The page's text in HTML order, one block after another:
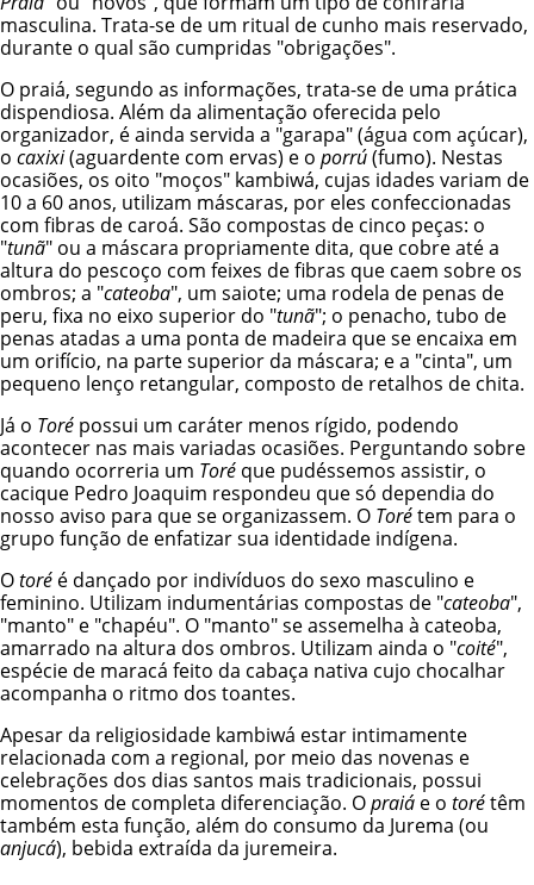
masculina. Trata-se de um ritual de cunho mais reservado,
durante o qual são cumpridas "obrigações".
O praiá, segundo as informações, trata-se de uma prática
dispendiosa. Além da alimentação oferecida pelo
organizador, é ainda servida a "garapa" (água com açúcar),
o caxixi(aguardente com ervas) e o porrú(fumo). Nestas
ocasiões, os oito "moços" kambiwá, cujas idades variam de
10 a 60 anos, utilizam máscaras, por eles confeccionadas
com fibras de caroá. São compostas de cinco peças: o
"tunã" ou a máscara propriamente dita, que cobre até a
altura do pescoço com feixes de fibras que caem sobre os
ombros; a "cateoba", um saiote; uma rodela de penas de
peru, fixa no eixo superior do "tunã"; o penacho, tubo de
penas atadas a uma ponta de madeira que se encaixa em
um orifício, na parte superior da máscara; e a "cinta", um
pequeno lenço retangular, composto de retalhos de chita.
Já o Toré possui um caráter menos rígido, podendo
acontecer nas mais variadas ocasiões. Perguntando sobre
quando ocorreria um Toré que pudéssemos assistir, o
cacique Pedro Joaquim respondeu que só dependia do
nosso aviso para que se organizassem. O Torétem para o
grupo função de enfatizar sua identidade indígena.
Otoré é dançado por indivíduos do sexo masculino e
feminino. Utilizam indumentárias compostas de "cateoba",
"manto" e "chapéu". O "manto" se assemelha à cateoba,
amarrado na altura dos ombros. Utilizam ainda o "coité",
espécie de maracá feito da cabaça nativa cujo chocalhar
acompanha o ritmo dos toantes.
Apesar da religiosidade kambiwá estar intimamente
relacionada com a regional, por meio das novenas e
celebrações dos dias santos mais tradicionais, possui
momentos de completa diferenciação. Opraiá e o torétêm
também esta função, além do consumo da Jurema (ou
anjucá), bebida extraída da juremeira.